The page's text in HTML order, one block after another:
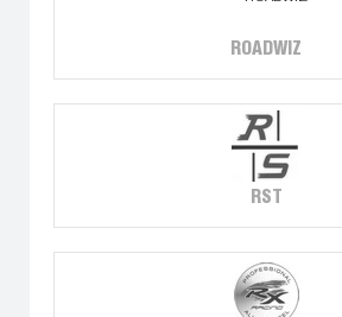
ROADWIZ
RST